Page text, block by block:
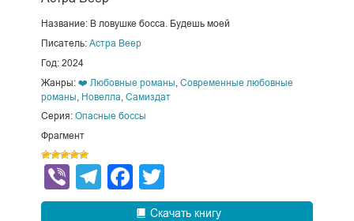
Название: В ловушке босса. Будешь моей
Писатель: Астра Веер
Год: 2024
Жанры: ❤️ Любовные романы Современные любовные
романы Новелла Самиздат
Серия: Опасные боссы
Фрагмент
ViberTelegram
Facebook
Скачать книгу